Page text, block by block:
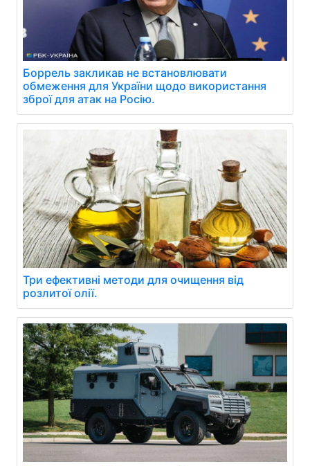
Боррель закликав не встановлювати
обмеження для України щодо використання
зброї для атак на Росію.
Три ефективні методи для очищення від
розлитої олії.